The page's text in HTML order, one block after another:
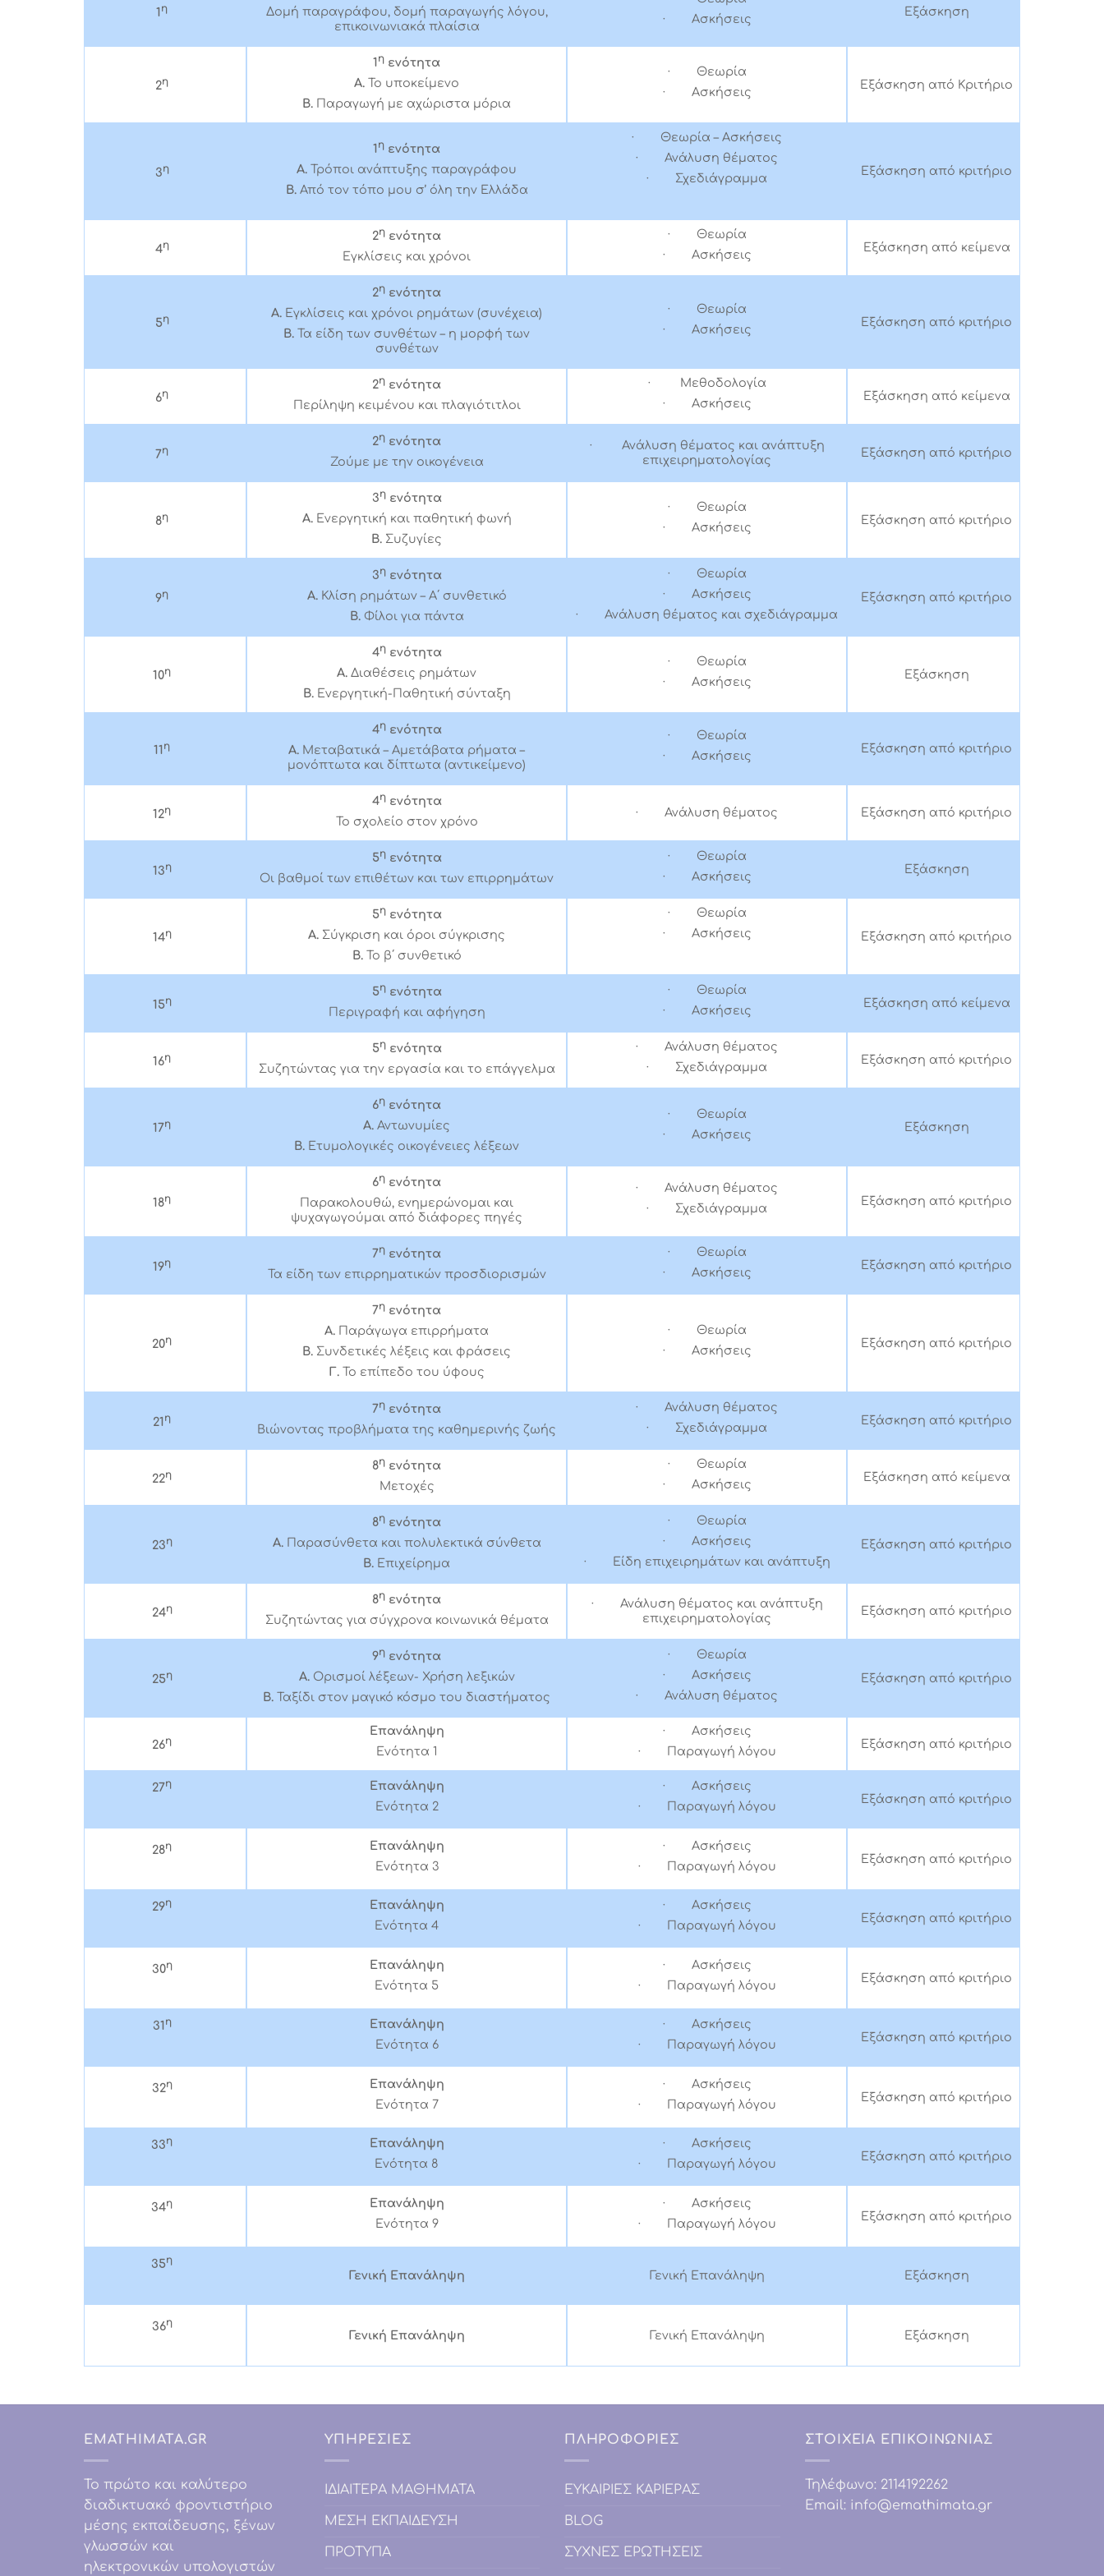
1 η
Δομή παραγράφου, δομή παραγωγής λόγου,
επικοινωνιακά πλαίσια
· Ασκήσεις
Εξάσκηση
2η
1 η ενότητα
Α. Το υποκείμενο
Β. Παραγωγή με αχώριστα μόρια
· Θεωρία
· Ασκήσεις
Εξάσκηση από Κριτήριο
3η
1 η ενότητα
Α. Τρόποι ανάπτυξης παραγράφου
Β. Από τον τόπο μου σ’ όλη την Ελλάδα
· Θεωρία – Ασκήσεις
· Ανάλυση θέματος
· Σχεδιάγραμμα
Εξάσκηση από κριτήριο
4η
2η ενότητα
Εγκλίσεις και χρόνοι
· Θεωρία
· Ασκήσεις
Εξάσκηση από κείμενα
5η
2η ενότητα
Α. Εγκλίσεις και χρόνοι ρημάτων (συνέχεια)
Β. Τα είδη των συνθέτων – η μορφή των
συνθέτων
· Θεωρία
· Ασκήσεις
Εξάσκηση από κριτήριο
6η
2η ενότητα
Περίληψη κειμένου και πλαγιότιτλοι
· Μεθοδολογία
· Ασκήσεις
Εξάσκηση από κείμενα
7η
2η ενότητα
Ζούμε με την οικογένεια
· Ανάλυση θέματος και ανάπτυξη
επιχειρηματολογίας
Εξάσκηση από κριτήριο
8η
3ηενότητα
Α.Ενεργητική και παθητική φωνή
Β. Συζυγίες
· Θεωρία
· Ασκήσεις
Εξάσκηση από κριτήριο
9η
3ηενότητα
Α. Κλίση ρημάτων – Α΄ συνθετικό
Β. Φίλοι για πάντα
· Θεωρία
· Ασκήσεις
· Ανάλυση θέματος και σχεδιάγραμμα
Εξάσκηση από κριτήριο
10η
4ηενότητα
Α. Διαθέσεις ρημάτων
Β.Ενεργητική-Παθητική σύνταξη
· Θεωρία
· Ασκήσεις
Εξάσκηση
11 η
4ηενότητα
Α. Μεταβατικά – Αμετάβατα ρήματα –
μονόπτωτα και δίπτωτα (αντικείμενο)
· Θεωρία
· Ασκήσεις
Εξάσκηση από κριτήριο
12η
4ηενότητα
Το σχολείο στον χρόνο
· Ανάλυση θέματος Εξάσκηση από κριτήριο
13η
5ηενότητα
Οι βαθμοί των επιθέτων και των επιρρημάτων
· Θεωρία
· Ασκήσεις
Εξάσκηση
14η
5ηενότητα
Α. Σύγκριση και όροι σύγκρισης
Β. Το β΄ συνθετικό
· Θεωρία
· Ασκήσεις
Εξάσκηση από κριτήριο
15η
5ηενότητα
Περιγραφή και αφήγηση
· Θεωρία
· Ασκήσεις
Εξάσκηση από κείμενα
16η
5ηενότητα
Συζητώντας για την εργασία και το επάγγελμα
· Ανάλυση θέματος
· Σχεδιάγραμμα
Εξάσκηση από κριτήριο
17η
6η ενότητα
Α. Αντωνυμίες
Β. Ετυμολογικές οικογένειες λέξεων
· Θεωρία
· Ασκήσεις
Εξάσκηση
18η
6η ενότητα
Παρακολουθώ, ενημερώνομαι και
ψυχαγωγούμαι από διάφορες πηγές
· Ανάλυση θέματος
· Σχεδιάγραμμα
Εξάσκηση από κριτήριο
19η
7η ενότητα
Τα είδη των επιρρηματικών προσδιορισμών
· Θεωρία
· Ασκήσεις
Εξάσκηση από κριτήριο
20η
7η ενότητα
Α. Παράγωγα επιρρήματα
Β. Συνδετικές λέξεις και φράσεις
Γ. Το επίπεδο του ύφους
· Θεωρία
· Ασκήσεις
Εξάσκηση από κριτήριο
21 η
7η ενότητα
Βιώνοντας προβλήματα της καθημερινής ζωής
· Ανάλυση θέματος
· Σχεδιάγραμμα
Εξάσκηση από κριτήριο
22η
8η ενότητα
Μετοχές
· Θεωρία
· Ασκήσεις
Εξάσκηση από κείμενα
23η
8η ενότητα
Α. Παρασύνθετα και πολυλεκτικά σύνθετα
Β. Επιχείρημα
· Θεωρία
· Ασκήσεις
· Είδη επιχειρημάτων και ανάπτυξη
Εξάσκηση από κριτήριο
24η
8η ενότητα
Συζητώντας για σύγχρονα κοινωνικά θέματα
· Ανάλυση θέματος και ανάπτυξη
επιχειρηματολογίας
Εξάσκηση από κριτήριο
25η
9η ενότητα
Α. Ορισμοί λέξεων- Χρήση λεξικών
Β. Ταξίδι στον μαγικό κόσμο του διαστήματος
· Θεωρία
· Ασκήσεις
· Ανάλυση θέματος
Εξάσκηση από κριτήριο
26η
Επανάληψη
Ενότητα 1
· Ασκήσεις
· Παραγωγή λόγου
Εξάσκηση από κριτήριο
27η
Επανάληψη
Ενότητα 2
· Ασκήσεις
· Παραγωγή λόγου
Εξάσκηση από κριτήριο
28η
Επανάληψη
Ενότητα 3
· Ασκήσεις
· Παραγωγή λόγου
Εξάσκηση από κριτήριο
29η
Επανάληψη
Ενότητα 4
· Ασκήσεις
· Παραγωγή λόγου
Εξάσκηση από κριτήριο
30η
Επανάληψη
Ενότητα 5
· Ασκήσεις
· Παραγωγή λόγου
Εξάσκηση από κριτήριο
31 η
Επανάληψη
Ενότητα 6
· Ασκήσεις
· Παραγωγή λόγου
Εξάσκηση από κριτήριο
32η
Επανάληψη
Ενότητα 7
· Ασκήσεις
· Παραγωγή λόγου
Εξάσκηση από κριτήριο
33η
Επανάληψη
Ενότητα 8
· Ασκήσεις
· Παραγωγή λόγου
Εξάσκηση από κριτήριο
34η
Επανάληψη
Ενότητα 9
· Ασκήσεις
· Παραγωγή λόγου
Εξάσκηση από κριτήριο
35η
Γενική Επανάληψη Γενική Επανάληψη Εξάσκηση
36η
Γενική Επανάληψη Γενική Επανάληψη Εξάσκηση
EMATHIMATA.GR
Το πρώτο και καλύτερο
διαδικτυακό φροντιστήριο
μέσης εκπαίδευσης, ξένων
γλωσσών και
ηλεκτρονικών υπολογιστών
ΥΠΗΡΕΣΙΕΣ
IΔΙΑΙΤΕΡΑ ΜΑΘΗΜΑΤΑ
ΜΕΣΗ ΕΚΠΑΙΔΕΥΣΗ
ΠΡΟΤΥΠΑ
ΠΛΗΡΟΦΟΡΙΕΣ
ΕΥΚΑΙΡΙΕΣ ΚΑΡΙΕΡΑΣ
BLOG
ΣΥΧΝΕΣ ΕΡΩΤΗΣΕΙΣ
ΣΤΟΙΧΕΙΑ ΕΠΙΚΟΙΝΩΝΙΑΣ
Τηλέφωνο: 2114192262
Email: info@emathimata.gr